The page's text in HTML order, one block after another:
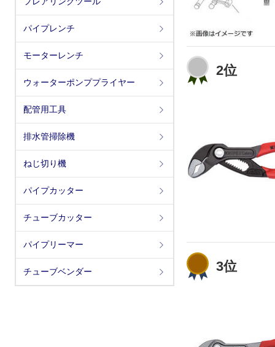
パイプレンチ
モーターレンチ
ウォーターポンププライヤー
配管用工具
排水管掃除機
ねじ切り機
パイプカッター
チューブカッター
パイプリーマー
チューブベンダー
2位
3位